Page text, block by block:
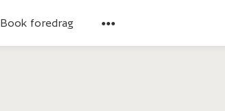
Book foredrag